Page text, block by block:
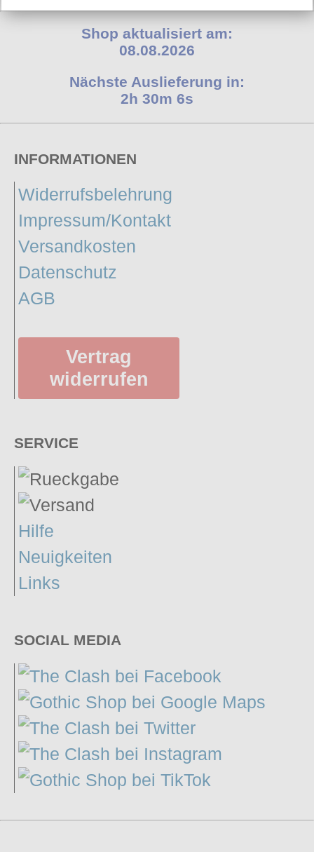
Shop aktualisiert am:
08.08.2026
Nächste Auslieferung in:
2h 30m 5s
INFORMATIONEN
Widerrufsbelehrung
Impressum/Kontakt
Versandkosten
Datenschutz
AGB
Vertrag
widerrufen
SERVICE
Hilfe
Neuigkeiten
Links
SOCIAL MEDIA